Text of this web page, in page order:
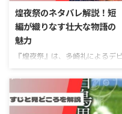
を象徴する宮じいの名言が持つ深
い意味にも迫ります。さらに、作
品を読む上でおすすめの方法や、
読者の感想、物語が問いかける哲
ながら、共存を描いたこの物語
魅力を徹底的に掘り下げます。
...
煌夜祭のネタバレ解説！短
編が織りなす壮大な物語の
魅力
『煌夜祭』は、多崎礼によるデビ
ュー作で、短編が織りなす巧妙
構造と、魔物と人間の交錯する
命を描いたダークファンタジー
す。この記事では、基本情報から